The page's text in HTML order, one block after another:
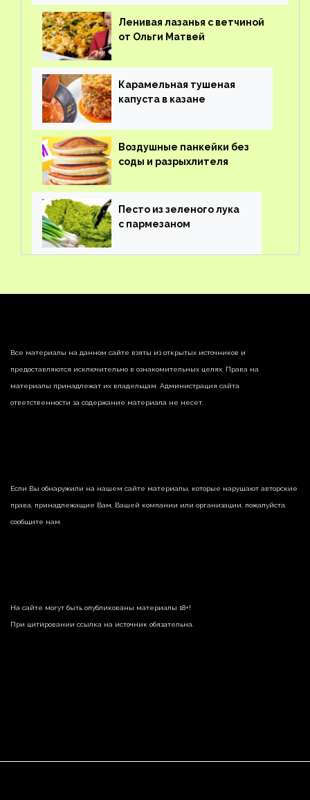
Ленивая лазанья с ветчиной
от Ольги Матвей
Карамельная тушеная
капуста в казане
Воздушные панкейки без
соды и разрыхлителя
Песто из зеленого лука
с пармезаном
Все материалы на данном сайте взяты из открытых источников и
предоставляются исключительно в ознакомительных целях. Права на
материалы принадлежат их владельцам. Администрация сайта
ответственности за содержание материала не несет.
Если Вы обнаружили на нашем сайте материалы, которые нарушают авторские
права, принадлежащие Вам, Вашей компании или организации, пожалуйста,
сообщите нам.
На сайте могут быть опубликованы материалы 18+!
При цитировании ссылка на источник обязательна.